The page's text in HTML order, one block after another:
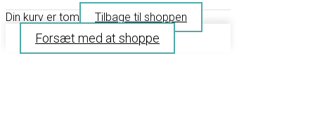
Din kurv er tom Tilbage til shoppen
Forsæt med at shoppe